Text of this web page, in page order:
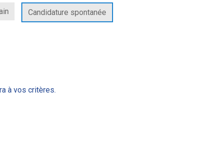
Candidature spontanée
à vos critères.